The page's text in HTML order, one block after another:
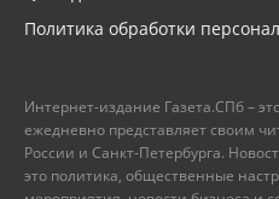
Политика обработки
Интернет-издание Газета.СПб –
ежедневно представляет своим
России и Санкт-Петербурга.
это политика, общественные